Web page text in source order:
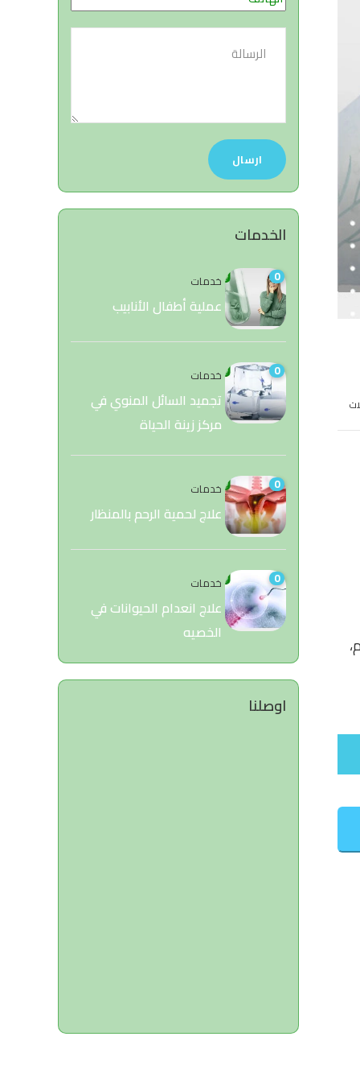
الخدمات
0 خدمات
عملية أطفال الأنابيب
0 خدمات
تجميد السائل المنوي في
مركز زينة الحياة
0 خدمات
علاج لحمية الرحم بالمنظار
0 خدمات
علاج انعدام الحيوانات في
الخصيه
اوصلنا